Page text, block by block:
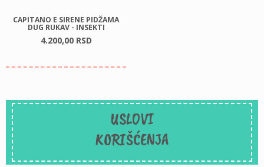
CAPITANO E SIRENE PIDŽAMA
DUG RUKAV - INSEKTI
4.200,00 RSD
USLOVI
KORIŠĆENJA